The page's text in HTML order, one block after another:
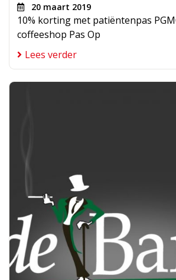
20 maart 2019
10% korting met patiëntenpas
coffeeshop Pas Op
Lees verder